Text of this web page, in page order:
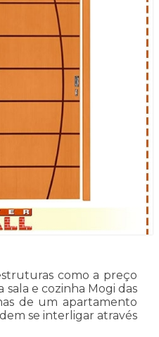
como a preço
e cozinha Mogi das
de um apartamento
se interligar através